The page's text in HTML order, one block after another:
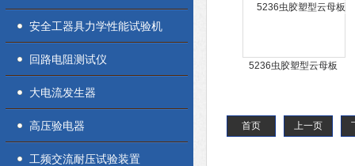
安全工器具力学性能试验机
回路电阻测试仪
大电流发生器
高压验电器
工频交流耐压试验装置
5236虫胶塑型云母板
首页 上一页